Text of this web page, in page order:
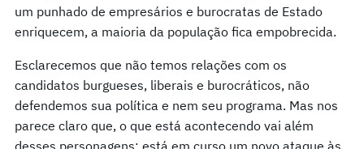
um punhado de empresários e burocratas de Estado
enriquecem, a maioria da população fica empobrecida.
Esclarecemos que não temos relações com os
candidatos burgueses, liberais e burocráticos, não
defendemos sua política e nem seu programa. Mas nos
parece claro que, o que está acontecendo vai além
desses personagens: está em curso um novo ataque às